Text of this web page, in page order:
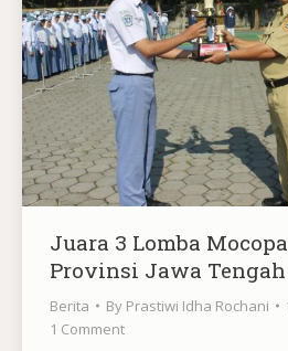
Juara 3 Lomba
Provinsi Jawa Tengah
Berita By Prastiwi Idha Rochani
1 Comment